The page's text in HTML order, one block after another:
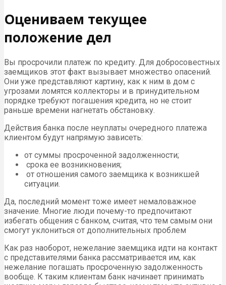
Оцениваем текущее
положение дел
Вы просрочили платеж по кредиту. Для добросовестных
заемщиков этот факт вызывает множество опасений.
Они уже представляют картину, как к ним в дом с
угрозами ломятся коллекторы и в принудительном
порядке требуют погашения кредита, но не стоит
раньше времени нагнетать обстановку.
Действия банка после неуплаты очередного платежа
клиентом будут напрямую зависеть:
от суммы просроченной задолженности;
срока ее возникновения;
от отношения самого заемщика к возникшей
ситуации.
Да, последний момент тоже имеет немаловажное
значение. Многие люди почему-то предпочитают
избегать общения с банком, считая, что тем самым они
смогут уклониться от дополнительных проблем
Как раз наоборот, нежелание заемщика идти на контакт
с представителями банка рассматривается им, как
нежелание погашать просроченную задолженность
вообще. К таким клиентам банк начинает принимать